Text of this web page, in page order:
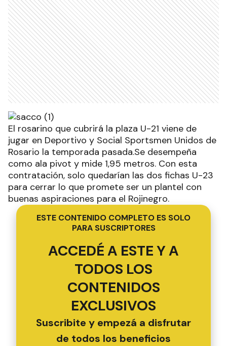
El rosarino que cubrirá la plaza U-21 viene de
jugar en Deportivo y Social Sportsmen Unidos de
Rosario la temporada pasada.Se desempeña
como ala pivot y mide 1,95 metros. Con esta
contratación, solo quedarían las dos fichas U-23
para cerrar lo que promete ser un plantel con
buenas aspiraciones para el Rojinegro.
ESTE CONTENIDO COMPLETO ES SOLO
PARA SUSCRIPTORES
ACCEDÉ A ESTE Y A
TODOS LOS
CONTENIDOS
EXCLUSIVOS
Suscribite y empezá a disfrutar
de todos los beneficios